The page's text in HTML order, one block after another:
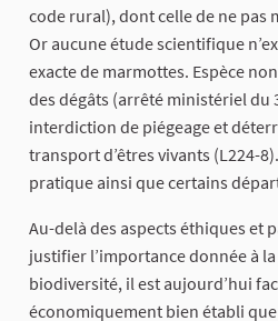
code rural), dont celle de ne pas
Or aucune étude scientifique
exacte de marmottes. Espèce
des dégâts (arrêté ministériel du
interdiction de piégeage et
transport d’êtres vivants (L224-
pratique ainsi que certains
Au-delà des aspects éthiques et
justifier l’importance donnée à
biodiversité, il est aujourd’hui
économiquement bien établi